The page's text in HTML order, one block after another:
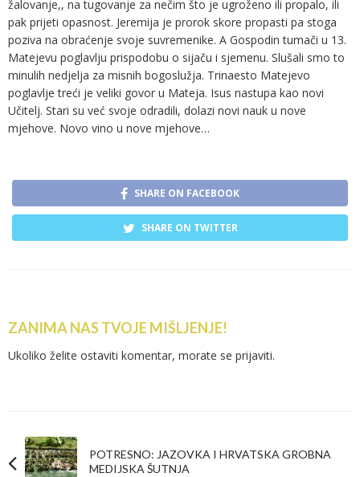
žalovanje,, na tugovanje za nečim što je ugroženo ili propalo, ili
pak prijeti opasnost. Jeremija je prorok skore propasti pa stoga
poziva na obraćenje svoje suvremenike. A Gospodin tumači u 13.
Matejevu poglavlju prispodobu o sijaču i sjemenu. Slušali smo to
minulih nedjelja za misnih bogoslužja. Trinaesto Matejevo
poglavlje treći je veliki govor u Mateja. Isus nastupa kao novi
Učitelj. Stari su već svoje odradili, dolazi novi nauk u nove
mjehove. Novo vino u nove mjehove…
SHARE ON FACEBOOK
SHARE ON TWITTER
ZANIMA NAS TVOJE MIŠLJENJE!
Ukoliko želite ostaviti komentar, morate se prijaviti.
POTRESNO: JAZOVKA I HRVATSKA GROBNA
MEDIJSKA ŠUTNJA